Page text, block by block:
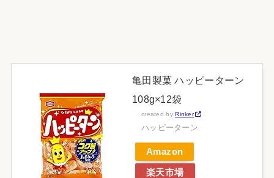
亀田製菓 ハッピーターン
108g×12袋
created byRinker
ハッピーターン
Amazon
楽天市場